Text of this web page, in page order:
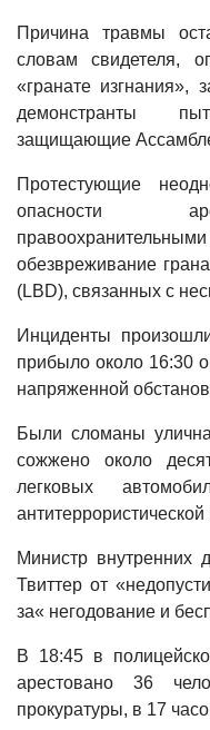
Причина травмы
словам свидетеля,
«гранате изгнания»,
демонстранты
защищающие
Протестующие
опасности
обезвреживание
(LBD), связанных с
Инциденты
прибыло около 16:30
напряженной
Были сломаны
сожжено около
легковых
Министр внутренних
Твиттер от
за« негодование и
В 18:45 в
арестовано 36
прокуратуры, в 17